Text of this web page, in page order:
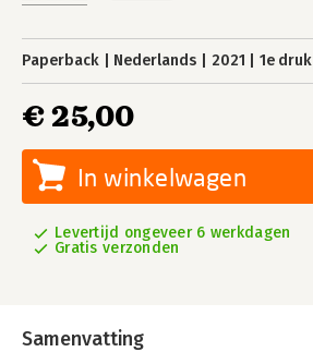
Paperback Nederlands 2021 1e druk
€ 25,00
In winkelwagen
Levertijd ongeveer 6 werkdagen
Gratis verzonden
Samenvatting